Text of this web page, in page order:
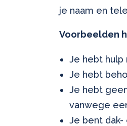
je naam en
Voorbeelden
Je hebt hulp
Je hebt
Je hebt
vanwege
Je bent dak-